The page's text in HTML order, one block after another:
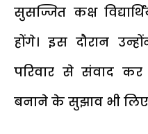
सुसज्जित कक्ष
होंगे। इस दौरान
परिवार से संवाद
बनाने के सुझाव भी